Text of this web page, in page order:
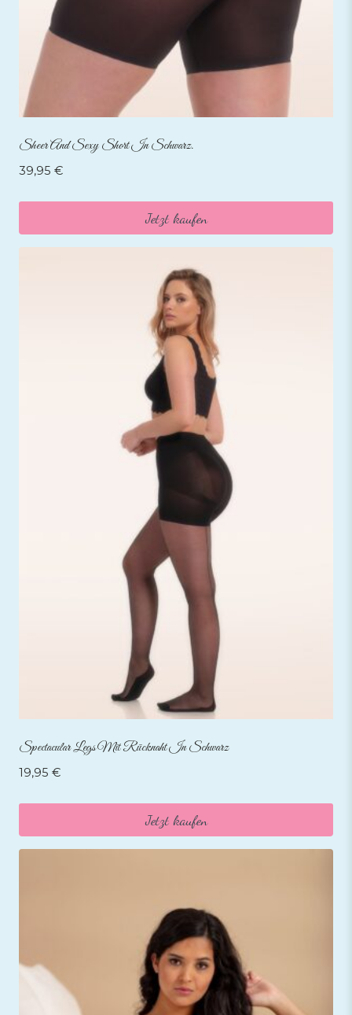
Sheer And Sexy Short In Schwarz.
39,95 €
Jetzt kaufen
Spectacular Legs Mit Rücknaht In Schwarz
19,95 €
Jetzt kaufen